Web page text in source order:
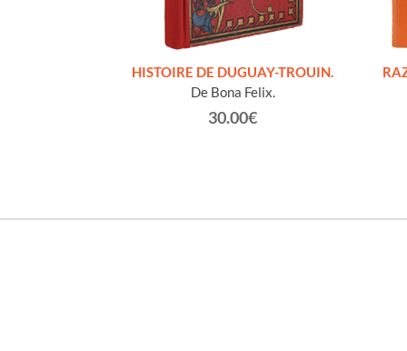
HISTOIRE DE DUGUAY-TROUIN.
De Bona Felix.
30.00€